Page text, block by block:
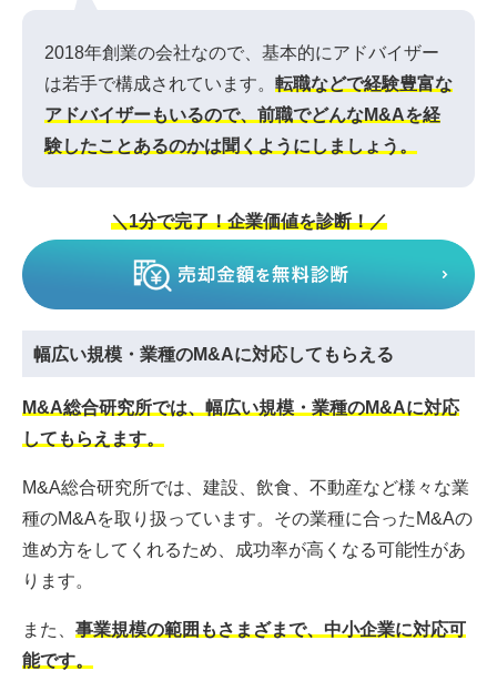
2018年創業の会社なので、基本的にアドバイザー
は若手で構成されています。 転職などで経験豊富な
アドバイザーもいるので、前職でどんなM&Aを経
験したことあるのかは聞くようにしましょう。
＼1分で完了！企業価値を診断！／
幅広い規模・業種のM&Aに対応してもらえる
M&A総合研究所では、幅広い規模・業種のM&Aに対応
してもらえます。
M&A総合研究所では、建設、飲食、不動産など様々な業
種のM&Aを取り扱っています。その業種に合ったM&Aの
進め方をしてくれるため、成功率が高くなる可能性があ
ります。
また、 事業規模の範囲もさまざまで、中小企業に対応可
能です。